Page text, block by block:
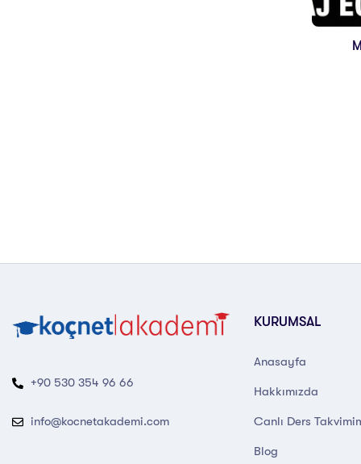
+90 530 354 96 66
info@kocnetakademi.com
KURUMSAL
Anasayfa
Hakkımızda
Canlı Ders
Blog